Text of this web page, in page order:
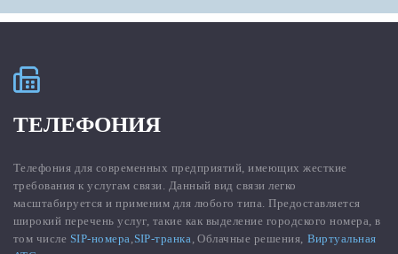
ТЕЛЕФОНИЯ
Телефония для современных предприятий, имеющих жесткие
требования к услугам связи. Данный вид связи легко
масштабируется и применим для любого типа. Предоставляется
широкий перечень услуг, такие как выделение городского номера, в
том числе SIP-номера SIP-транка , Облачные решения, Виртуальная